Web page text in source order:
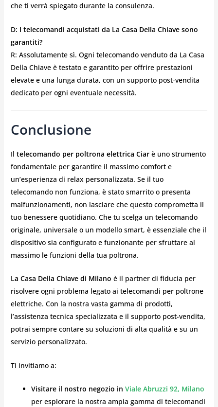
che ti verrà spiegato durante la consulenza.
D: I telecomandi acquistati da La Casa Della Chiave sono
garantiti?
R: Assolutamente sì. Ogni telecomando venduto da La Casa
Della Chiave è testato e garantito per offrire prestazioni
elevate e una lunga durata, con un supporto post-vendita
dedicato per ogni eventuale necessità.
Conclusione
Il telecomando per poltrona elettrica Ciarè uno strumento
fondamentale per garantire il massimo comfort e
un’esperienza di relax personalizzata. Se il tuo
telecomando non funziona, è stato smarrito o presenta
malfunzionamenti, non lasciare che questo comprometta il
tuo benessere quotidiano. Che tu scelga un telecomando
originale, universale o un modello smart, è essenziale che il
dispositivo sia configurato e funzionante per sfruttare al
massimo le funzioni della tua poltrona.
La Casa Della Chiave di Milano è il partner di fiducia per
risolvere ogni problema legato ai telecomandi per poltrone
elettriche. Con la nostra vasta gamma di prodotti,
l’assistenza tecnica specializzata e il supporto post-vendita,
potrai sempre contare su soluzioni di alta qualità e su un
servizio personalizzato.
Ti invitiamo a:
Visitare il nostro negozio in Viale Abruzzi 92, Milano
per esplorare la nostra ampia gamma di telecomandi